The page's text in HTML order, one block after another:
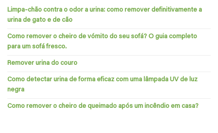
Limpa-chão contra o odor a urina: como remover definitivamente a
urina de gato e de cão
Como remover o cheiro de vómito do seu sofá? O guia completo
para um sofá fresco.
Remover urina do couro
Como detectar urina de forma eficaz com uma lâmpada UV de luz
negra
Como remover o cheiro de queimado após um incêndio em casa?